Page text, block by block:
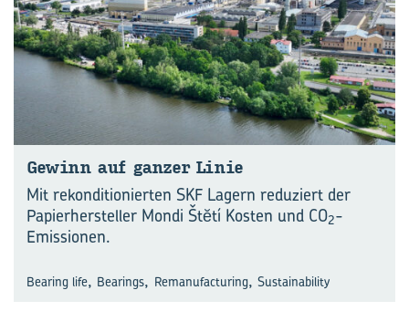
Ge­winn auf gan­zer Linie
Mit rekonditionierten SKF Lagern reduziert der
Papierhersteller Mondi Štĕtí Kosten und CO2-
Emissionen.
Bearing life, Bearings, Remanufacturing, Sustainability